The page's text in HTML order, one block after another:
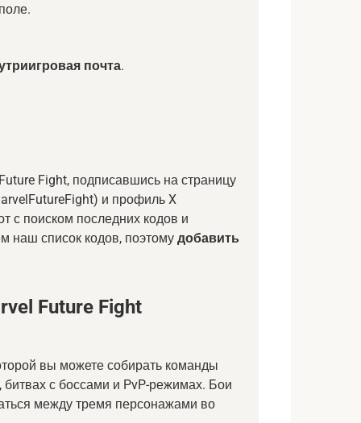
почта.
Fight, подписавшись на страницу
и профиль X
с поиском последних кодов и
наш список кодов, поэтому добавить
Future Fight
вы можете собирать команды
с боссами и PvP-режимах. Бои
между тремя персонажами во